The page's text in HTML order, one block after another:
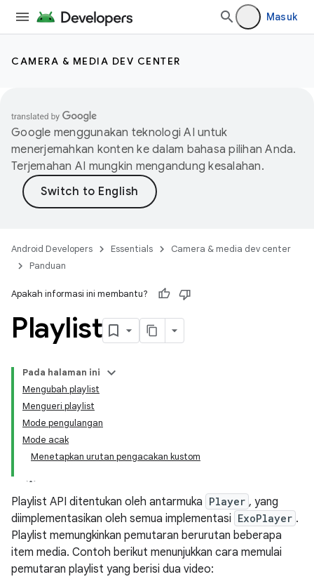
Masuk
CAMERA & MEDIA DEV CENTER
Google menggunakan teknologi AI untuk
menerjemahkan konten ke dalam bahasa pilihan Anda.
Terjemahan AI mungkin mengandung kesalahan.
Android Developers Essentials
Camera & media dev center
Panduan
Apakah informasi ini membantu?
Playlist
Pada halaman ini
Mengubah playlist
Mengueri playlist
Mode pengulangan
Mode acak
Menetapkan urutan pengacakan kustom
Playlist API ditentukan oleh antarmuka Player , yang
diimplementasikan oleh semua implementasi ExoPlayer .
Playlist memungkinkan pemutaran berurutan beberapa
item media. Contoh berikut menunjukkan cara memulai
pemutaran playlist yang berisi dua video: